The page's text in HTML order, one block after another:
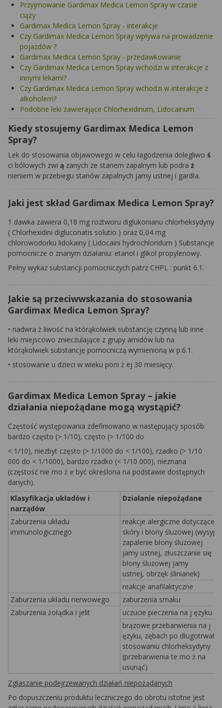
Przyjmowanie Gardimax Medica Lemon Spray w czasie
ciąży
Gardimax Medica Lemon Spray - interakcje
Czy Gardimax Medica Lemon Spray wpływa na prowadzenie
pojazdów ?
Gardimax Medica Lemon Spray - przedawkowanie
Czy Gardimax Medica Lemon Spray wchodzi w interakcje z
innymi lekami?
Czy Gardimax Medica Lemon Spray wchodzi w interakcje z
alkoholem?
Podobne leki zawierające Chlorhexidinum, Lidocainum.
Kiedy stosujemy Gardimax Medica Lemon
Spray?
Lek do stosowania objawowego w celu łagodzenia dolegliwo ś
ci bólowych zwi ą zanych ze stanem zapalnym lub podra ż
nieniem w przebiegu stanów zapalnych jamy ustnej i gardła.
Jaki jest skład Gardimax Medica Lemon Spray?
1 dawka zawiera 0,18 mg roztworu diglukonianu chlorheksydyny
( Chlorhexidini digluconatis solutio ) oraz 0,04 mg
chlorowodorku lidokainy ( Lidocaini hydrochloridum ) Substancje
pomocnicze o znanym działaniu: etanol i glikol propylenowy.
Pełny wykaz substancji pomocniczych patrz CHPL : punkt 6.1.
Jakie są przeciwwskazania do stosowania
Gardimax Medica Lemon Spray?
• nadwra ż liwość na którąkolwiek substancję czynną lub inne
leki miejscowo znieczulające z grupy amidów lub na
którąkolwiek substancję pomocniczą wymienioną w p.6.1.
• stosowanie u dzieci w wieku poni ż ej 30 miesięcy.
Gardimax Medica Lemon Spray – jakie
działania niepożądane mogą wystąpić?
Częstość występowania zdefiniowano w następujący sposób:
bardzo często (> 1/10), często (> 1/100 do
< 1/10), niezbyt często (> 1/1000 do < 1/100), rzadko (> 1/10
000 do < 1/1000), bardzo rzadko (< 1/10 000), nieznana
(częstość nie mo ż e być określona na podstawie dostępnych
danych).
Klasyfikacja układów i
narządów
Działanie niepożądane
Zaburzenia układu
immunologicznego
reakcje alergiczne dotyczące
skóry i błony śluzowej
zapalenie błony śluzowej
jamy ustnej, złuszczanie się
błony śluzowej jamy
ustnej, obrzęk ślinianek)
reakcje anafilaktyczne
Zaburzenia układu nerwowego
zaburzenia smaku
Zaburzenia żołądka i jelit
uczucie pieczenia na j ęzyku
brązowe przebarwienia na j
ęzyku, zębach po
stosowaniu chlorheksydyny
(przebarwienia te mo ż na
usunąć)
Zgłaszanie podejrzewanych działań niepożądanych
Po dopuszczeniu produktu leczniczego do obrotu istotne jest